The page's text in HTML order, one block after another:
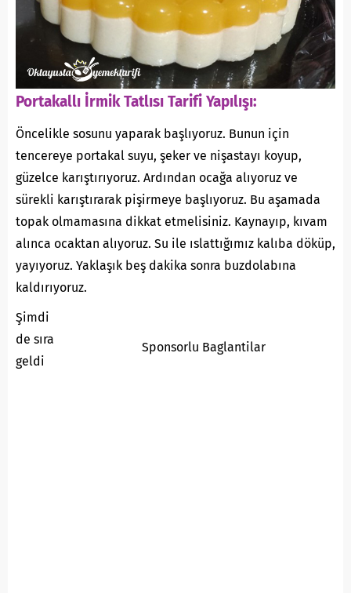
Portakallı İrmik Tatlısı Tarifi Yapılışı:
Öncelikle sosunu yaparak başlıyoruz. Bunun için
tencereye portakal suyu, şeker ve nişastayı koyup,
güzelce karıştırıyoruz. Ardından ocağa alıyoruz ve
sürekli karıştırarak pişirmeye başlıyoruz. Bu aşamada
topak olmamasına dikkat etmelisiniz. Kaynayıp, kıvam
alınca ocaktan alıyoruz. Su ile ıslattığımız kalıba döküp,
yayıyoruz. Yaklaşık beş dakika sonra buzdolabına
kaldırıyoruz.
Sponsorlu Baglantilar
Şimdi
de sıra
geldi